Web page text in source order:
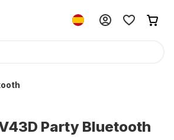
Party Bluetooth